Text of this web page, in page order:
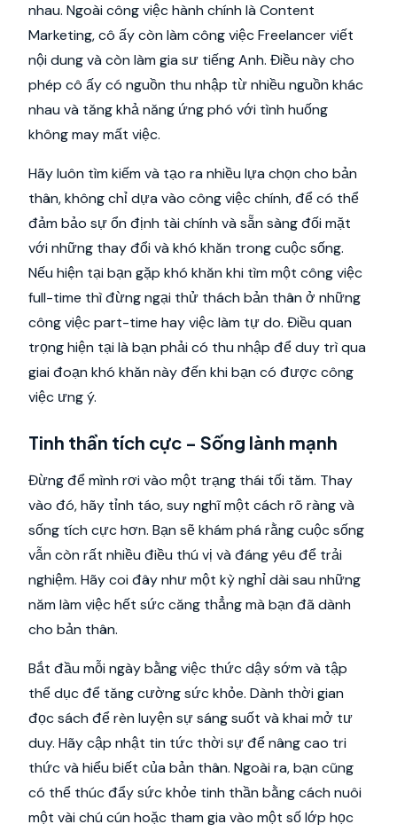
nhau. Ngoài công việc hành chính là Content
Marketing, cô ấy còn làm công việc Freelancer viết
nội dung và còn làm gia sư tiếng Anh. Điều này cho
phép cô ấy có nguồn thu nhập từ nhiều nguồn khác
nhau và tăng khả năng ứng phó với tình huống
không may mất việc.
Hãy luôn tìm kiếm và tạo ra nhiều lựa chọn cho bản
thân, không chỉ dựa vào công việc chính, để có thể
đảm bảo sự ổn định tài chính và sẵn sàng đối mặt
với những thay đổi và khó khăn trong cuộc sống.
Nếu hiện tại bạn gặp khó khăn khi tìm một công việc
full-time thì đừng ngại thử thách bản thân ở những
công việc part-time hay việc làm tự do. Điều quan
trọng hiện tại là bạn phải có thu nhập để duy trì qua
giai đoạn khó khăn này đến khi bạn có được công
việc ưng ý.
Tinh thần tích cực - Sống lành mạnh
Đừng để mình rơi vào một trạng thái tối tăm. Thay
vào đó, hãy tỉnh táo, suy nghĩ một cách rõ ràng và
sống tích cực hơn. Bạn sẽ khám phá rằng cuộc sống
vẫn còn rất nhiều điều thú vị và đáng yêu để trải
nghiệm. Hãy coi đây như một kỳ nghỉ dài sau những
năm làm việc hết sức căng thẳng mà bạn đã dành
cho bản thân.
Bắt đầu mỗi ngày bằng việc thức dậy sớm và tập
thể dục để tăng cường sức khỏe. Dành thời gian
đọc sách để rèn luyện sự sáng suốt và khai mở tư
duy. Hãy cập nhật tin tức thời sự để nâng cao tri
thức và hiểu biết của bản thân. Ngoài ra, bạn cũng
có thể thúc đẩy sức khỏe tinh thần bằng cách nuôi
một vài chú cún hoặc tham gia vào một số lớp học